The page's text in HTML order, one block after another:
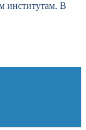
институтам. В